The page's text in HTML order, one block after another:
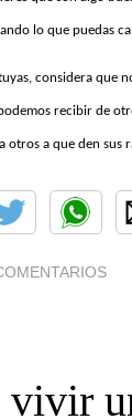
lo que puedas
considera que
recibir de
otros a que den sus
vivir